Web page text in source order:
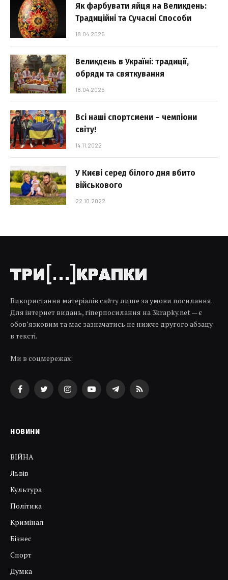
Як фарбувати яйця на Великдень:
Традиційні та Сучасні Способи
18.04.2025
Великдень в Україні: традиції,
обряди та святкування
18.04.2025
Всі наші спортсмени – чемпіони
світу!
14.11.2022
У Києві серед білого дня вбито
військового
22.10.2022
Використання матеріалів сайту лише за умови посилання.
Для інтернет видань, гіперпосилання на 3krapky.net — є
обов’язковим та має зазначатись не нижче другого абзацу
в тексті.
Ми в соцмережах:
FacebookTwitterInstagramYouTubeTelegramRSS
НОВИНИ
ВІЙНА
Львів
Культура
Політика
Кримінал
Бізнес
Спорт
Думка